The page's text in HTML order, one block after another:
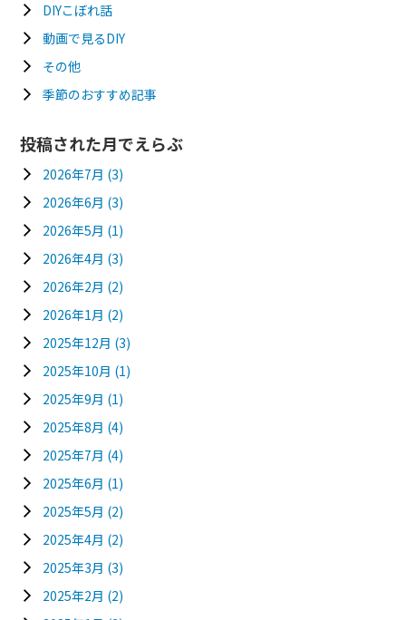
DIYこぼれ話
動画で見るDIY
その他
季節のおすすめ記事
投稿された月でえらぶ
2026年7月 (3)
2026年6月 (3)
2026年5月 (1)
2026年4月 (3)
2026年2月 (2)
2026年1月 (2)
2025年12月 (3)
2025年10月 (1)
2025年9月 (1)
2025年8月 (4)
2025年7月 (4)
2025年6月 (1)
2025年5月 (2)
2025年4月 (2)
2025年3月 (3)
2025年2月 (2)